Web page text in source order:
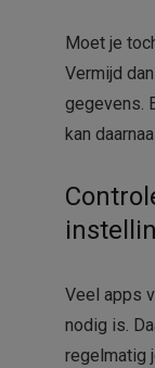
Moet je
Vermijd
gegevens.
kan
Veel apps
nodig is.
regelmatig